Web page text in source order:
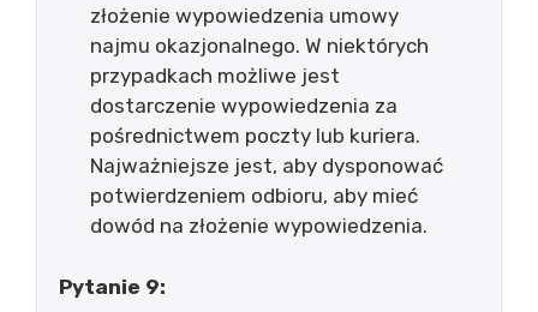
złożenie wypowiedzenia umowy
najmu okazjonalnego. W niektórych
przypadkach możliwe jest
dostarczenie wypowiedzenia za
pośrednictwem poczty lub kuriera.
Najważniejsze jest, aby dysponować
potwierdzeniem odbioru, aby mieć
dowód na złożenie wypowiedzenia.
Pytanie 9: